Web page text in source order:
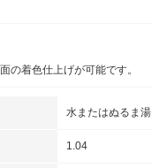
の着色仕上げが可能です。
水またはぬるま湯
1.04